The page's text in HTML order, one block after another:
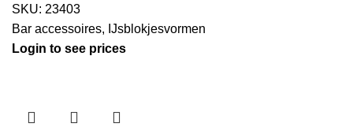
SKU: 23403
Bar accessoires, IJsblokjesvormen
Login to see prices